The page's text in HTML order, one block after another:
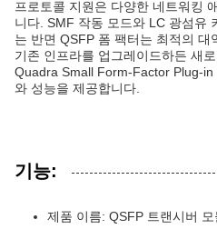
프로토콜 지원은 다양한 네트워킹
니다. SMF 작동 모드와 LC 광섬유
는 반면 QSFP 폼 팩터는 최적의 대
기존 인프라를 업그레이드하든 새
Quadra Small Form-Factor Plug-in
와 성능을 제공합니다.
기능:
제품 이름: QSFP 트랜시버 모